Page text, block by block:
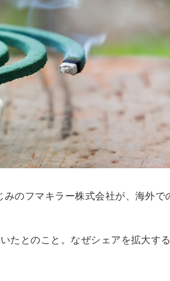
のフマキラー株式会社が、海外で
とのこと。なぜシェアを拡大す